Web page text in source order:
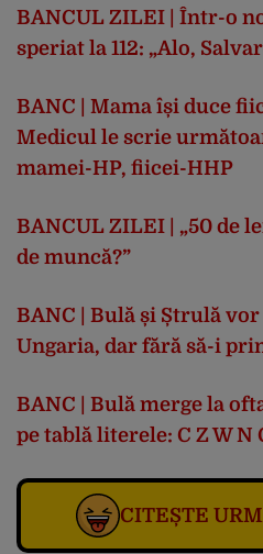
BANCUL ZILEI | Într-o
speriat la 112: „Alo,
BANC | Mama își duce
Medicul le scrie
mamei-HP, fiicei-HHP
BANCUL ZILEI | „50 de
de muncă?”
BANC | Bulă și Ștrulă
Ungaria, dar fără să-i
BANC | Bulă merge la
pe tablă literele: C Z W N
CITEȘTE